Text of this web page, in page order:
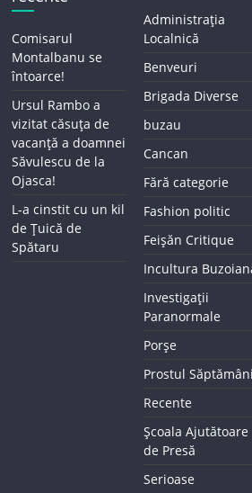
Comisarul
Montalbanu se
întoarce!
Ursul Rambo a
vizitat căsuța de
vacanță a doamnei
Săvulescu de la
Ojasca!
L-a cinstit cu un kil
de Țuică de
Spătaru
Administrația
Localnică
Benveuri
Brigada Diverse
buzau
Cancan
Fără categorie
Fashion politic
Feișăn Critique
Incultura
Investigații
Paranormale
Porșe
Prostul
Recente
Școala Ajutătoare
de Presă
Serioase